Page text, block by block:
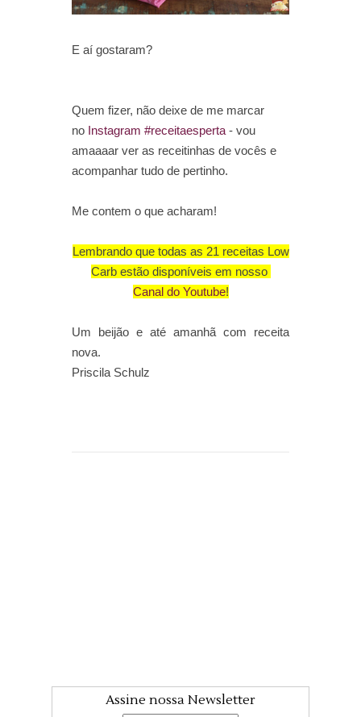
E aí gostaram?
Quem fizer, não deixe de me marcar
no Instagram #receitaesperta - vou
amaaaar ver as receitinhas de vocês e
acompanhar tudo de pertinho.
Me contem o que acharam!
Lembrando que todas as 21 receitas Low
Carb estão disponíveis em nosso
Canal do Youtube!
Um beijão e até amanhã com receita
nova.
Priscila Schulz
Assine nossa Newsletter